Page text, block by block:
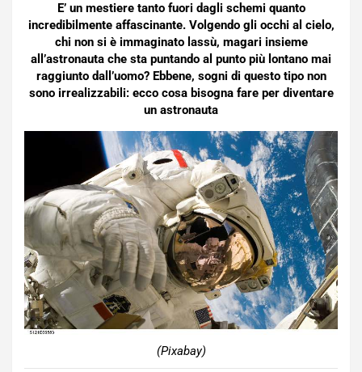
E’ un mestiere tanto fuori dagli schemi quanto
incredibilmente affascinante. Volgendo gli occhi al cielo,
chi non si è immaginato lassù, magari insieme
all’astronauta che sta puntando al punto più lontano mai
raggiunto dall’uomo? Ebbene, sogni di questo tipo non
sono irrealizzabili: ecco cosa bisogna fare per diventare
un astronauta
(Pixabay)